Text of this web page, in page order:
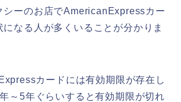
シーのお店でAmericanExpressカー
になる人が多くいることが分かりま
カードには有効期限が存在し
～5年ぐらいすると有効期限が切れ